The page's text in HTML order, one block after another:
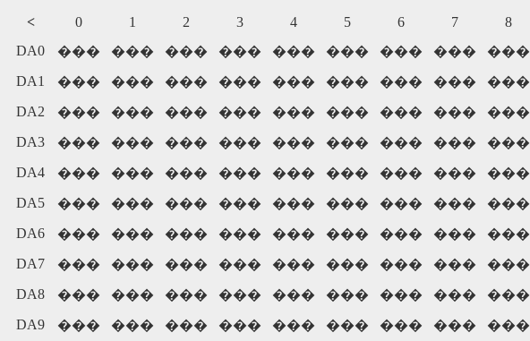
< 0 1 2 3 4 5 6 7 8
DA0
��� ��� ��� ��� ��� ��� ��� ��� ���
DA1
��� ��� ��� ��� ��� ��� ��� ��� ���
DA2
��� ��� ��� ��� ��� ��� ��� ��� ���
DA3
��� ��� ��� ��� ��� ��� ��� ��� ���
DA4
��� ��� ��� ��� ��� ��� ��� ��� ���
DA5
��� ��� ��� ��� ��� ��� ��� ��� ���
DA6
��� ��� ��� ��� ��� ��� ��� ��� ���
DA7
��� ��� ��� ��� ��� ��� ��� ��� ���
DA8
��� ��� ��� ��� ��� ��� ��� ��� ���
DA9
��� ��� ��� ��� ��� ��� ��� ��� ���